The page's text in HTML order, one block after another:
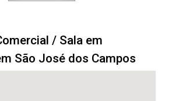
/ Sala em
São José dos Campos